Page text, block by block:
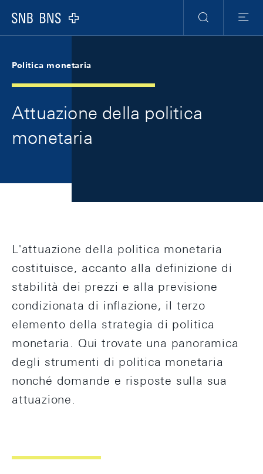
Logo
Ricerca
Menu
Politica monetaria
Attuazione della politica
monetaria
L'attuazione della politica monetaria
costituisce, accanto alla definizione di
stabilità dei prezzi e alla previsione
condizionata di inflazione, il terzo
elemento della strategia di politica
monetaria. Qui trovate una panoramica
degli strumenti di politica monetaria
nonché domande e risposte sulla sua
attuazione.